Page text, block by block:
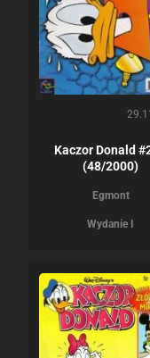
Kaczor Donald
(48/2000)
Egmont
Wydanie I